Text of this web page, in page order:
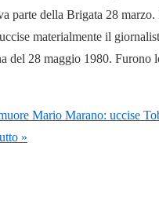
parte della Brigata 28 marzo.
materialmente il
del 28 maggio 1980. Furono
Mario Marano: uccise
»